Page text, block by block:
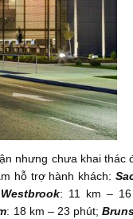
nhưng chưa khai thác
hỗ trợ hành khách:
Westbrook: 11 km – 16
: 18 km – 23 phút;